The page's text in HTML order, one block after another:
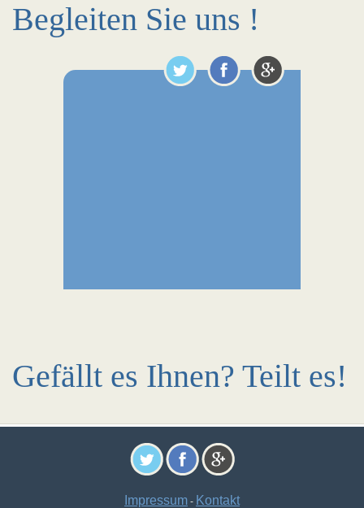
Begleiten Sie uns !
Gefällt es Ihnen? Teilt es!
Impressum - Kontakt